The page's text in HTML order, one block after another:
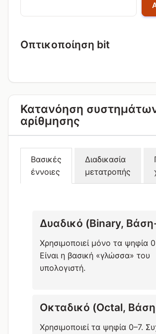
Οπτικοποίηση bit
Κατανόηση
αρίθμησης
Βασικές
έννοιες
Διαδικασία
μετατροπής
Δυαδικό (Binary,
Χρησιμοποιεί μόνο τα ψηφία 0
Είναι η βασική «γλώσσα» του
υπολογιστή.
Οκταδικό (Octal,
Χρησιμοποιεί τα ψηφία 0–7.